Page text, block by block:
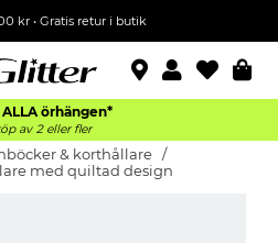
kr• Gratis retur i butik
örhängen*
av 2 eller fler
& korthållare
med quiltad design